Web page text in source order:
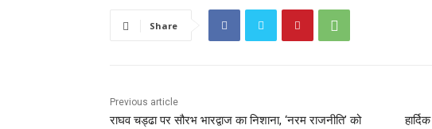
Share
Previous article
राघव चड्ढा पर सौरभ भारद्वाज का निशाना, ‘नरम राजनीति’ को